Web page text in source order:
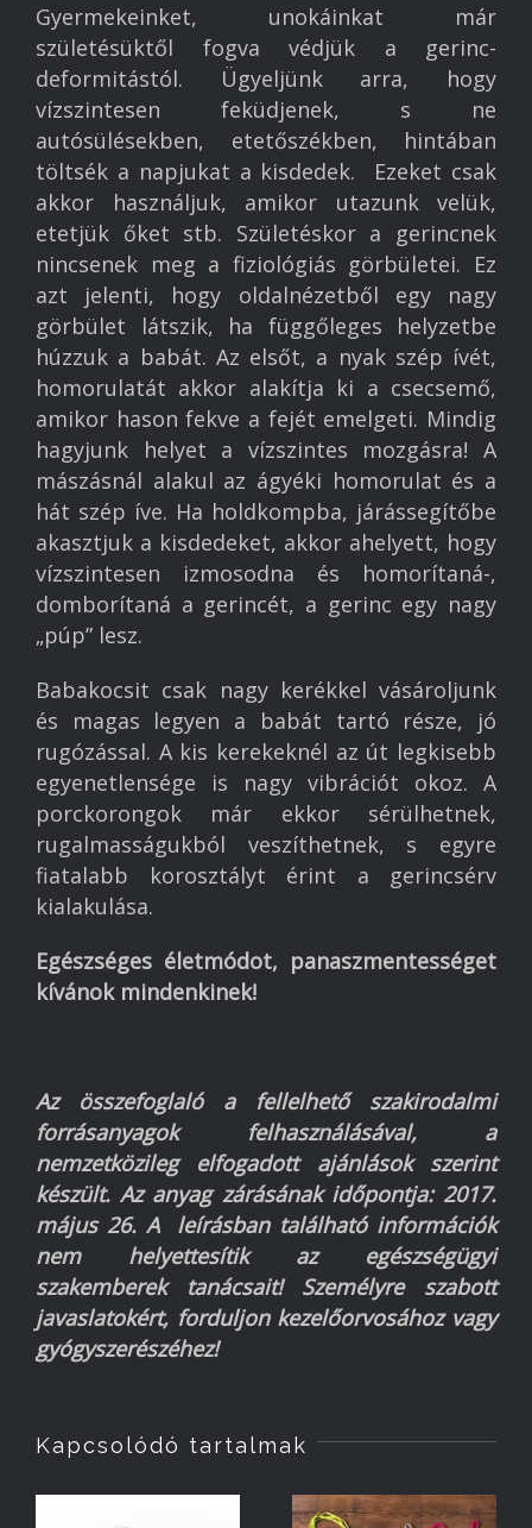
Gyermekeinket, unokáinkat már
születésüktől fogva védjük a gerinc-
deformitástól. Ügyeljünk arra, hogy
vízszintesen feküdjenek, s ne
autósülésekben, etetőszékben, hintában
töltsék a napjukat a kisdedek. Ezeket csak
akkor használjuk, amikor utazunk velük,
etetjük őket stb. Születéskor a gerincnek
nincsenek meg a fiziológiás görbületei. Ez
azt jelenti, hogy oldalnézetből egy nagy
görbület látszik, ha függőleges helyzetbe
húzzuk a babát. Az elsőt, a nyak szép ívét,
homorulatát akkor alakítja ki a csecsemő,
amikor hason fekve a fejét emelgeti. Mindig
hagyjunk helyet a vízszintes mozgásra! A
mászásnál alakul az ágyéki homorulat és a
hát szép íve. Ha holdkompba, járássegítőbe
akasztjuk a kisdedeket, akkor ahelyett, hogy
vízszintesen izmosodna és homorítaná-,
domborítaná a gerincét, a gerinc egy nagy
„púp” lesz.
Babakocsit csak nagy kerékkel vásároljunk
és magas legyen a babát tartó része, jó
rugózással. A kis kerekeknél az út legkisebb
egyenetlensége is nagy vibrációt okoz. A
porckorongok már ekkor sérülhetnek,
rugalmasságukból veszíthetnek, s egyre
fiatalabb korosztályt érint a gerincsérv
kialakulása.
Egészséges életmódot, panaszmentességet
kívánok mindenkinek!
Az összefoglaló a fellelhető szakirodalmi
forrásanyagok felhasználásával, a
nemzetközileg elfogadott ajánlások szerint
készült. Az anyag zárásának időpontja: 2017.
május 26. A leírásban található információk
nem helyettesítik az egészségügyi
szakemberek tanácsait! Személyre szabott
javaslatokért, forduljon kezelőorvosához vagy
gyógyszerészéhez!
Kapcsolódó tartalmak